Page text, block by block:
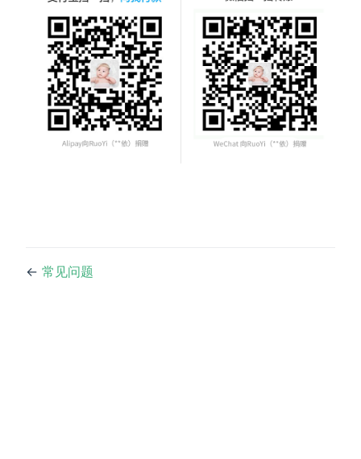
← 常见问题